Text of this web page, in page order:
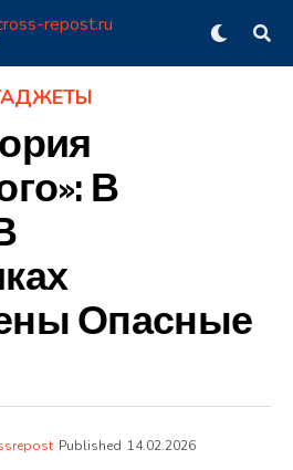
В
Опасные
Published 14.02.2026